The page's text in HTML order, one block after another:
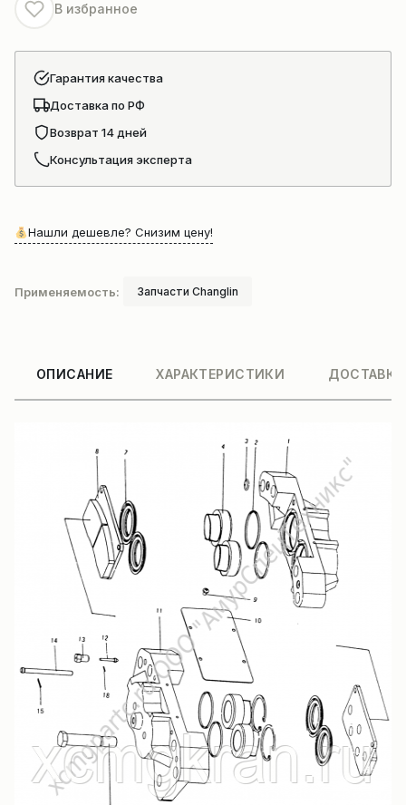
В избранное
Гарантия качества
Доставка по РФ
Возврат 14 дней
Консультация эксперта
Нашли дешевле? Снизим цену!
Применяемость: Запчасти Changlin
ОПИСАНИЕ ХАРАКТЕРИСТИКИ